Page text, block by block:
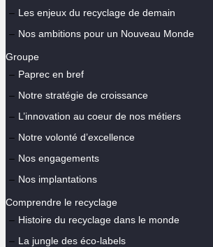
Les enjeux du recyclage de demain
Nos ambitions pour un Nouveau Monde
Groupe
Paprec en bref
Notre stratégie de croissance
L’innovation au coeur de nos métiers
Notre volonté d’excellence
Nos engagements
Nos implantations
Comprendre le recyclage
Histoire du recyclage dans le monde
La jungle des éco-labels